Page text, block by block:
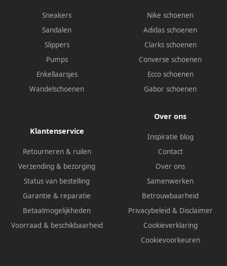
Sneakers
Sandalen
Slippers
Pumps
Enkellaarsjes
Wandelschoenen
Nike schoenen
Adidas schoenen
Clarks schoenen
Converse schoenen
Ecco schoenen
Gabor schoenen
Klantenservice
Retourneren & ruilen
Verzending & bezorging
Status van bestelling
Garantie & reparatie
Betaalmogelijkheden
Voorraad & beschikbaarheid
Over ons
Inspiratie blog
Contact
Over ons
Samenwerken
Betrouwbaarheid
Privacybeleid & Disclaimer
Cookieverklaring
Cookievoorkeuren